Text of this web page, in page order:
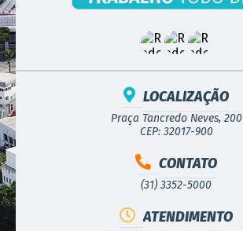
LOCALIZAÇÃO
Praça Tancredo Neves, 200
CEP: 32017-900
CONTATO
(31) 3352-5000
ATENDIMENTO